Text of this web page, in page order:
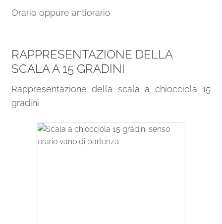
Orario oppure antiorario
RAPPRESENTAZIONE DELLA
SCALA A 15 GRADINI
Rappresentazione della scala a chiocciola 15
gradini